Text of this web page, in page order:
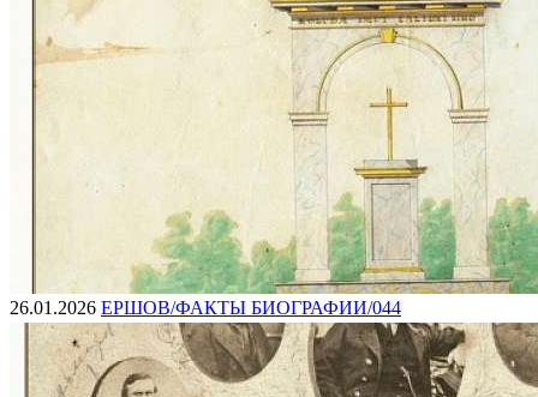
26.01.2026 ЕРШОВ/ФАКТЫ БИОГРАФИИ/044